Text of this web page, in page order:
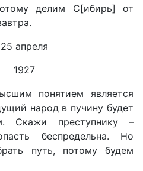
делим С[ибирь] от
25 апреля
1927
понятием является
народ в пучину будет
Скажи преступнику –
беспредельна. Но
путь, потому будем